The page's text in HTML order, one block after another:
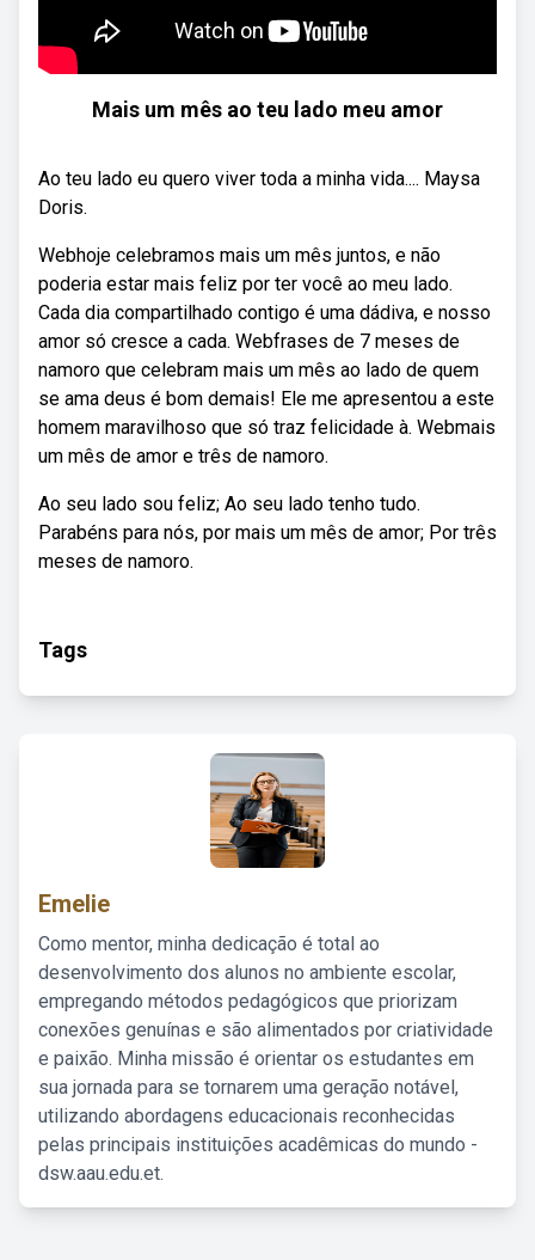
Mais um mês ao teu lado meu amor
Ao teu lado eu quero viver toda a minha vida.... Maysa
Doris.
Webhoje celebramos mais um mês juntos, e não
poderia estar mais feliz por ter você ao meu lado.
Cada dia compartilhado contigo é uma dádiva, e nosso
amor só cresce a cada. Webfrases de 7 meses de
namoro que celebram mais um mês ao lado de quem
se ama deus é bom demais! Ele me apresentou a este
homem maravilhoso que só traz felicidade à. Webmais
um mês de amor e três de namoro.
Ao seu lado sou feliz; Ao seu lado tenho tudo.
Parabéns para nós, por mais um mês de amor; Por três
meses de namoro.
Tags
Emelie
Como mentor, minha dedicação é total ao
desenvolvimento dos alunos no ambiente escolar,
empregando métodos pedagógicos que priorizam
conexões genuínas e são alimentados por criatividade
e paixão. Minha missão é orientar os estudantes em
sua jornada para se tornarem uma geração notável,
utilizando abordagens educacionais reconhecidas
pelas principais instituições acadêmicas do mundo -
dsw.aau.edu.et.